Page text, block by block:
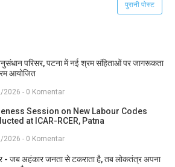
पुरानी पोस्ट
परिसर, पटना में नई श्रम संहिताओं पर जागरूकता
आयोजित
2026 - 0 Komentar
Session on New Labour Codes
at ICAR-RCER, Patna
2026 - 0 Komentar
- जब अहंकार जनता से टकराता है, तब लोकतंत्र अपना